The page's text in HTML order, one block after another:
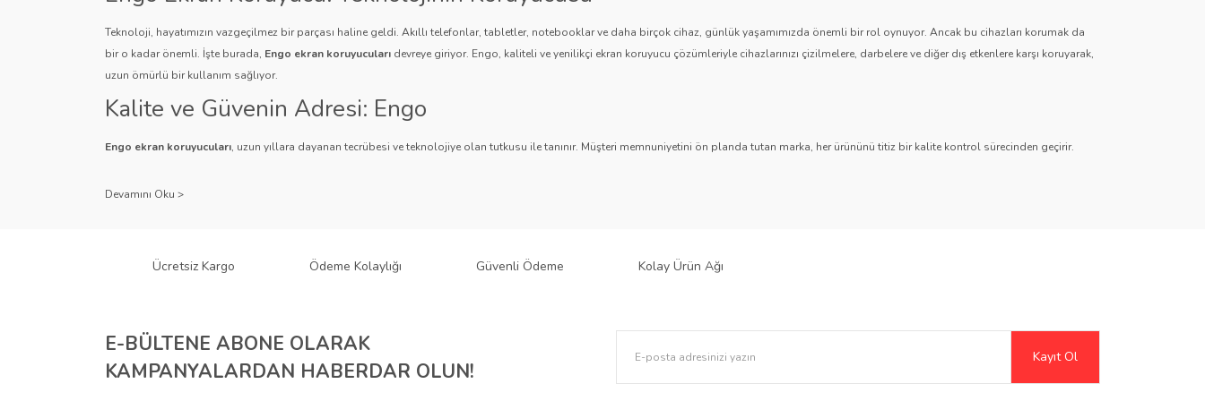
Teknoloji, hayatımızın vazgeçilmez bir parçası haline geldi. Akıllı telefonlar, tabletler, notebooklar ve daha birçok cihaz, günlük yaşamımızda önemli bir rol oynuyor. Ancak bu cihazları korumak da
bir o kadar önemli. İşte burada, Engo ekran koruyucuları devreye giriyor. Engo, kaliteli ve yenilikçi ekran koruyucu çözümleriyle cihazlarınızı çizilmelere, darbelere ve diğer dış etkenlere karşı koruyarak,
uzun ömürlü bir kullanım sağlıyor.
Kalite ve Güvenin Adresi: Engo
Engo ekran koruyucuları, uzun yıllara dayanan tecrübesi ve teknolojiye olan tutkusu ile tanınır. Müşteri memnuniyetini ön planda tutan marka, her ürününü titiz bir kalite kontrol sürecinden geçirir.
Çeşitlilik ve Uyum: Engo Ekran Koruyucuları
gibi çeşitli türlerle Engo, cihazlarınız için mükemmel uyumu sağlar. Akıllı telefonlardan tabletlere, notebooklardan akıllı saatlere, araç multimedya sistemlerinden dijital gösterge ekranlarına kadar her
Engo ekran koruyucuları, cihazlarınızı çizilmelere ve darbelere karşı korurken, estetik tasarımıyla cihazınızın şıklığını korumaya yardımcı olur. Şeffaf ve mat seçeneklerle ekran netliğini artırırken, gizlilik
ihtiyacı olan kullanıcılar için anti-spy özellikli ürünleri ile gizliliğinizi de korur. Ayrıca, paperlike dokusuyla çizim ve yazma deneyimini geliştirerek kreatif kullanıcılar için harika bir çözüm sunar.
Ücretsiz Kargo Ödeme Kolaylığı Güvenli Ödeme Kolay Ürün Ağı
E-BÜLTENE ABONE OLARAK
KAMPANYALARDAN HABERDAR OLUN!
Kayıt Ol